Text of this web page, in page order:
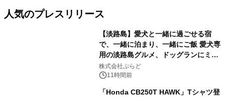
人気のプレスリリース
【淡路島】愛犬と一緒に過ごせる宿
で、一緒に泊まり、一緒にご飯 愛犬専
用の淡路島グルメ、ドッグランにミニ
プール グランピングとトレーラーハウ
スの2施設で
株式会社ぷらど
11時間前
「Honda CB250T HAWK」Tシャツ登